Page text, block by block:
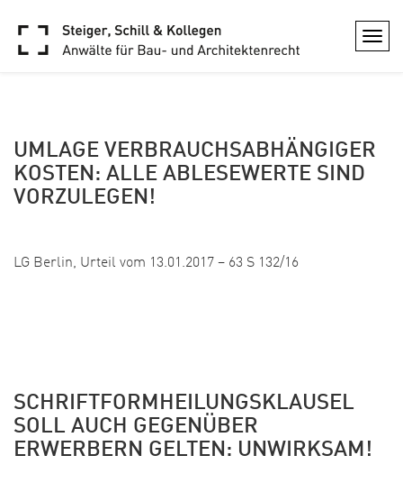
ARCHIVE
UMLAGE VERBRAUCHSABHÄNGIGER
KOSTEN: ALLE ABLESEWERTE SIND
VORZULEGEN!
LG Berlin, Urteil vom 13.01.2017 – 63 S 132/16
SCHRIFTFORMHEILUNGSKLAUSEL
SOLL AUCH GEGENÜBER
ERWERBERN GELTEN: UNWIRKSAM!